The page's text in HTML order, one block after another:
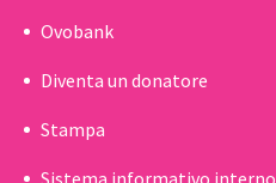
Ovobank
Diventa un donatore
Stampa
Sistema informativo interno